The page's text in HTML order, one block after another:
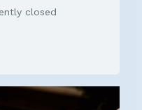
closed